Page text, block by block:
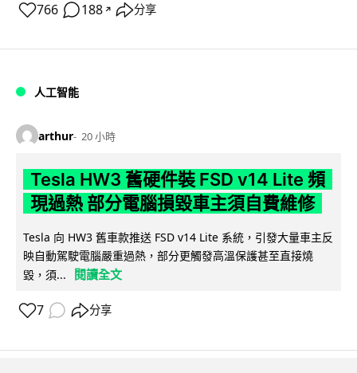
766 188 ↗ 分享
人工智能
arthur 20 小時
Tesla HW3 舊硬件裝 FSD v14 Lite 頻
現過熱 部分電腦損毀車主須自費維修
Tesla 向 HW3 舊車款推送 FSD v14 Lite 系統，引發大量車主反
映自動駕駛電腦嚴重過熱，部分更觸發高溫保護甚至直接燒
毀，須...
閱讀全文
7 分享